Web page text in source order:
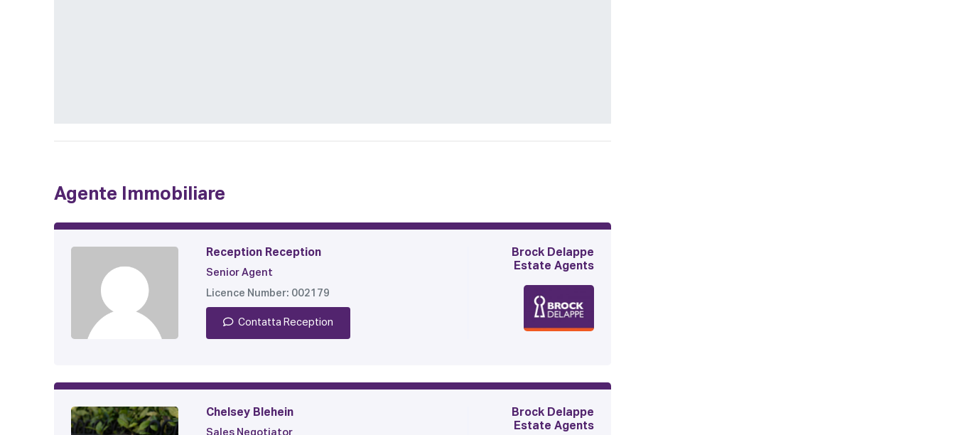
Agente Immobiliare
Reception Reception
Senior Agent
Licence Number: 002179
Contatta Reception
Brock Delappe
Estate Agents
Chelsey Blehein
Sales Negotiator
Brock Delappe
Estate Agents